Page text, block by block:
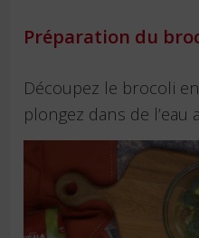
Préparation du
Découpez le brocoli
plongez dans de l’eau